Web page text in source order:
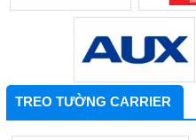
TREO TƯỜNG CARRIER